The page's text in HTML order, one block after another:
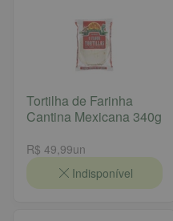
Tortilha de Farinha
Cantina Mexicana 340g
R$ 49,99un
Indisponível